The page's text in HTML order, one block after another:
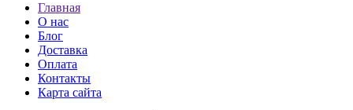
Главная
О нас
Блог
Доставка
Оплата
Контакты
Карта сайта